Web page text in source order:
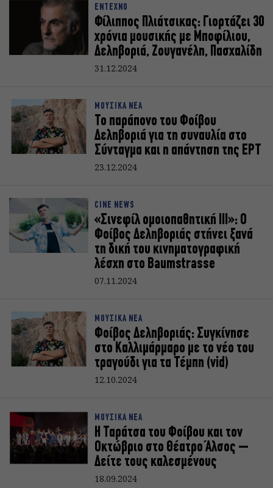
ΕΝΤΕΧΝΟ
Φίλιππος Πλιάτσικας: Γιορτάζει 30
χρόνια μουσικής με Μποφίλιου,
Δεληβοριά, Ζουγανέλη, Πασχαλίδη
31.12.2024
ΜΟΥΣΙΚΑ ΝΕΑ
Το παράπονο του Φοίβου
Δεληβοριά για τη συναυλία στο
Σύνταγμα και η απάντηση της ΕΡΤ
23.12.2024
CINE NEWS
«Σινεφίλ ομοιοπαθητική III»: Ο
Φοίβος Δεληβοριάς στήνει ξανά
τη δική του κινηματογραφική
λέσχη στο Baumstrasse
07.11.2024
ΜΟΥΣΙΚΑ ΝΕΑ
Φοίβος Δεληβοριάς: Συγκίνησε
στο Καλλιμάρμαρο με το νέο του
τραγούδι για τα Τέμπη (vid)
12.10.2024
ΜΟΥΣΙΚΑ ΝΕΑ
Η Ταράτσα του Φοίβου και τον
Οκτώβριο στο Θέατρο Άλσος –
Δείτε τους καλεσμένους
18.09.2024